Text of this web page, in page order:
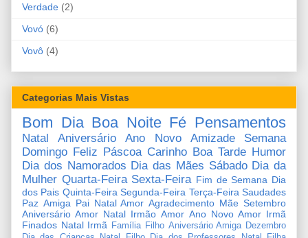
Verdade (2)
Vovó (6)
Vovô (4)
Categorias Mais Vistas
Bom Dia Boa Noite Fé Pensamentos
Natal Aniversário Ano Novo Amizade
Semana
Domingo Feliz Páscoa Carinho Boa Tarde Humor
Dia dos Namorados Dia das Mães Sábado Dia da
Mulher Quarta-Feira Sexta-Feira Fim de Semana Dia
dos Pais Quinta-Feira Segunda-Feira Terça-Feira Saudades
Paz Amiga Pai Natal Amor Agradecimento Mãe Setembro
Aniversário Amor Natal Irmão Amor Ano Novo Amor Irmã
Finados Natal Irmã Família Filho Aniversário Amiga Dezembro